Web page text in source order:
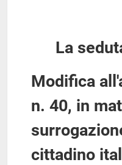
La
Modifica
n. 40, in
cittadino